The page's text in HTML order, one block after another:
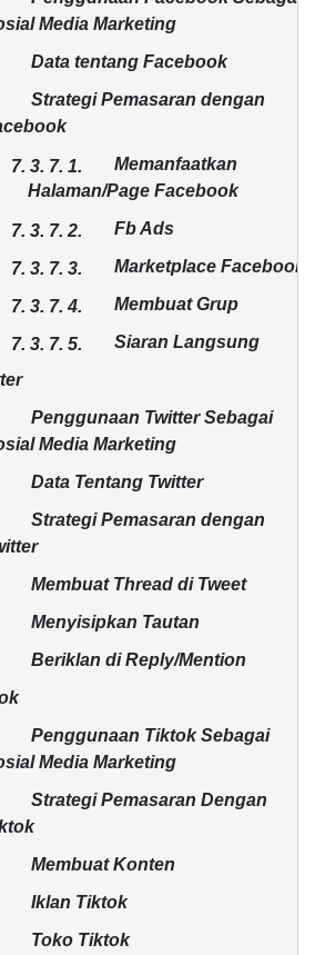
Media Marketing
Data tentang Facebook
Strategi Pemasaran dengan
7. 3. 7. 1.
Memanfaatkan
Halaman/Page Facebook
7. 3. 7. 2. Fb Ads
7. 3. 7. 3. Marketplace Facebook
7. 3. 7.4. Membuat Grup
7. 3. 7. 5. Siaran Langsung
Penggunaan Twitter Sebagai
Media Marketing
Data Tentang Twitter
Strategi Pemasaran dengan
Membuat Thread di Tweet
Menyisipkan Tautan
Beriklan di Reply/Mention
Penggunaan Tiktok Sebagai
Media Marketing
Strategi Pemasaran Dengan
Membuat Konten
Iklan Tiktok
Toko Tiktok